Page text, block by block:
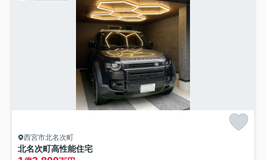
西宮市北名次町
北名次町高性能住宅